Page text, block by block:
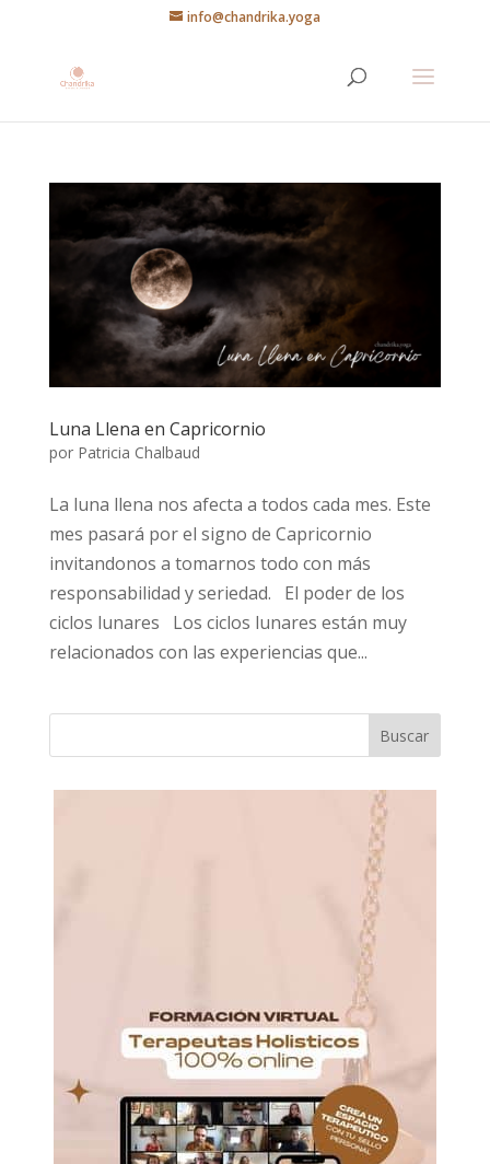
info@chandrika.yoga
Luna Llena en Capricornio
por Patricia Chalbaud
La luna llena nos afecta a todos cada mes. Este
mes pasará por el signo de Capricornio
invitandonos a tomarnos todo con más
responsabilidad y seriedad. El poder de los
ciclos lunares Los ciclos lunares están muy
relacionados con las experiencias que...